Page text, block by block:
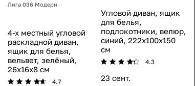
Лига 036 Модерн
4-х местный угловой
раскладной диван,
ящик для белья,
вельвет, зелёный,
26x16x8 см
4.7
Угловой диван, ящик
для белья,
подлокотники, велюр,
синий, 222x100x150
см
4.3
23 сент.